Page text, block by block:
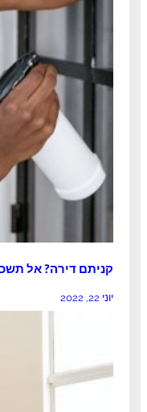
קניתם דירה? אל
יוני 22, 2022